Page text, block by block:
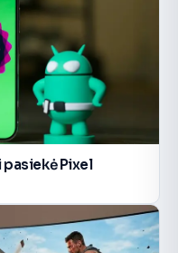
pasiekė Pixel